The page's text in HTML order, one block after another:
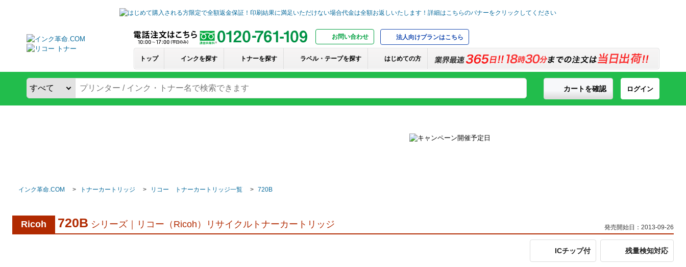
お問い合わせ 法人向けプランはこちら
トップ インクを探す トナーを探す ラベル・テープを探す はじめての方
ログイン
カートを確認
インク革命.COM トナーカートリッジ リコー トナーカートリッジ一覧 720B
Ricoh 720B シリーズ｜リコー（Ricoh）リサイクルトナーカートリッジ 発売開始日：2013-09-26
ICチップ付 残量検知対応